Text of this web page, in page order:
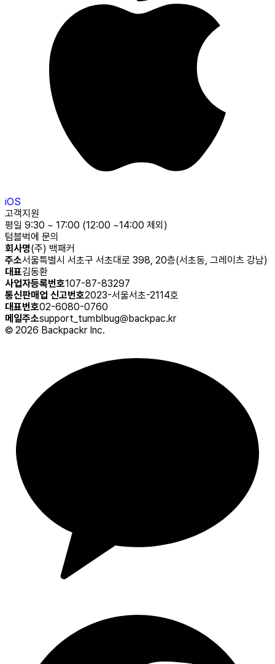
iOS
고객지원
평일 9:30 ~ 17:00 (12:00 ~14:00 제외)
텀블벅에 문의
회사명(주) 백패커
주소서울특별시 서초구 서초대로 398, 20층(서초동, 그레이츠 강남)
대표김동환
사업자등록번호107-87-83297
통신판매업 신고번호2023-서울서초-2114호
대표번호02-6080-0760
메일주소support_tumblbug@backpac.kr
© 2026 Backpackr Inc.